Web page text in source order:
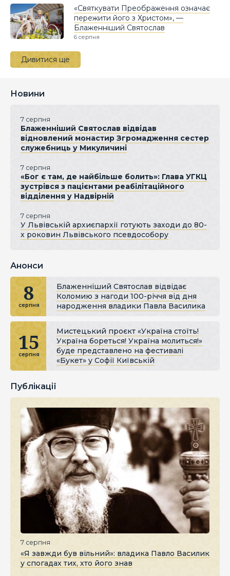
«Святкувати Преображення означає
пережити його з Христом», —
Блаженніший Святослав
6 серпня
Дивитися ще
Новини
7 серпня
Блаженніший Святослав відвідав
відновлений монастир Згромадження сестер
служебниць у Микуличині
7 серпня
«Бог є там, де найбільше болить»: Глава УГКЦ
зустрівся з пацієнтами реабілітаційного
відділення у Надвірній
7 серпня
У Львівській архиєпархії готують заходи до 80-
х роковин Львівського псевдособору
Анонси
8
серпня
Блаженніший Святослав відвідає
Коломию з нагоди 100-річчя від дня
народження владики Павла Василика
15
серпня
Мистецький проєкт «Україна стоїть!
Україна бореться! Україна молиться!»
буде представлено на фестивалі
«Букет» у Софії Київській
Публікації
7 серпня
«Я завжди був вільний»: владика Павло Василик
у спогадах тих, хто його знав